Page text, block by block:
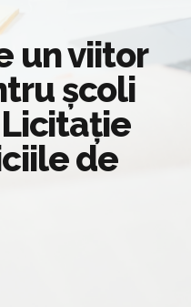
un viitor
școli
de